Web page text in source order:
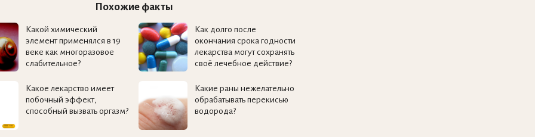
Похожие факты
Какой химический
элемент применялся в 19
веке как многоразовое
слабительное?
Как долго после
окончания срока годности
лекарства могут сохранять
своё лечебное действие?
Какое лекарство имеет
побочный эффект,
способный вызвать оргазм?
Какие раны нежелательно
обрабатывать перекисью
водорода?